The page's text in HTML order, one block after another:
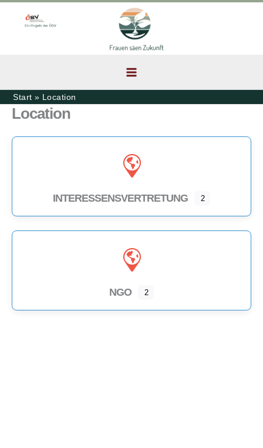
Zum
springen
Start Location
Location
INTERESSENSVERTRETUNG 2
NGO 2